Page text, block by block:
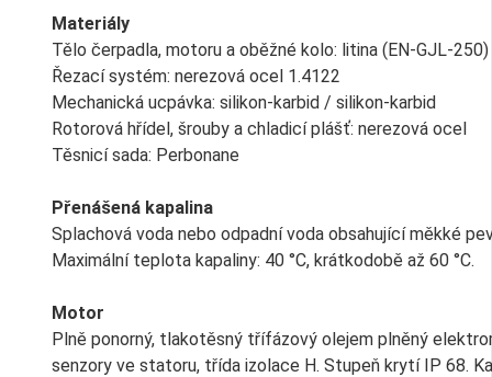
Materiály
Tělo čerpadla, motoru a oběžné kolo: litina (EN-GJL-250)
Řezací systém: nerezová ocel 1.4122
Mechanická ucpávka: silikon-karbid / silikon-karbid
Rotorová hřídel, šrouby a chladicí plášť: nerezová ocel
Těsnicí sada: Perbonane
Přenášená kapalina
Splachová voda nebo odpadní voda obsahující měkké
Maximální teplota kapaliny: 40 °C, krátkodobě až 60 °C.
Motor
Plně ponorný, tlakotěsný třífázový olejem plněný
senzory ve statoru, třída izolace H. Stupeň krytí IP 68.